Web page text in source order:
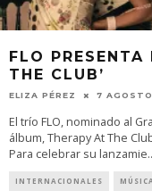
FLO PRESENTA
THE CLUB’
ELIZA PÉREZ 7
El trío FLO, nominado al
álbum, Therapy At The
Para celebrar su lanzamie
INTERNACIONALES